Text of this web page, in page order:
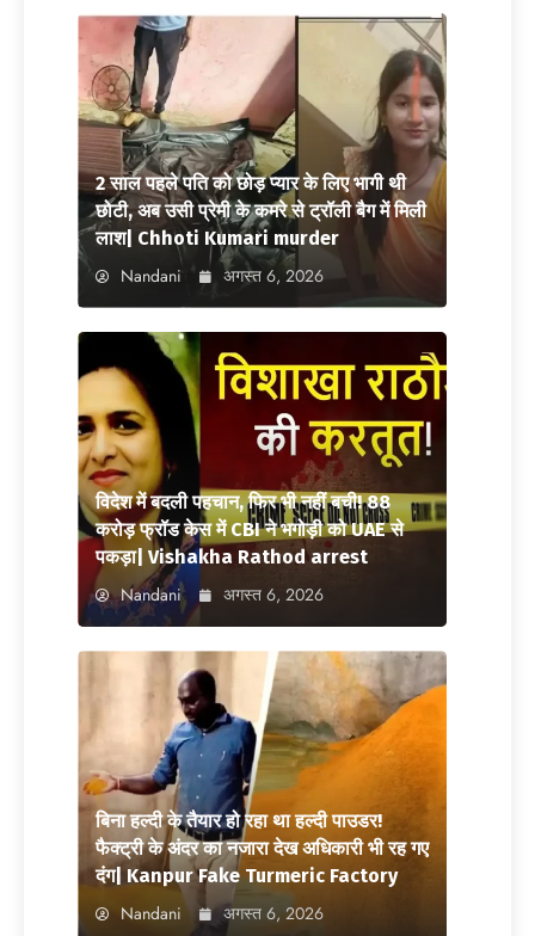
2 साल पहले पति को छोड़ प्यार के लिए भागी थी
छोटी, अब उसी प्रेमी के कमरे से ट्रॉली बैग में मिली
लाश| Chhoti Kumari murder
Nandani अगस्त 6, 2026
विदेश में बदली पहचान, फिर भी नहीं बची! 88
करोड़ फ्रॉड केस में CBI ने भगोड़ी को UAE से
पकड़ा| Vishakha Rathod arrest
Nandani अगस्त 6, 2026
बिना हल्दी के तैयार हो रहा था हल्दी पाउडर!
फैक्ट्री के अंदर का नजारा देख अधिकारी भी रह गए
दंग| Kanpur Fake Turmeric Factory
Nandani अगस्त 6, 2026